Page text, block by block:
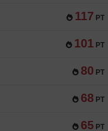
117 PT
101 PT
80 PT
68 PT
65 PT